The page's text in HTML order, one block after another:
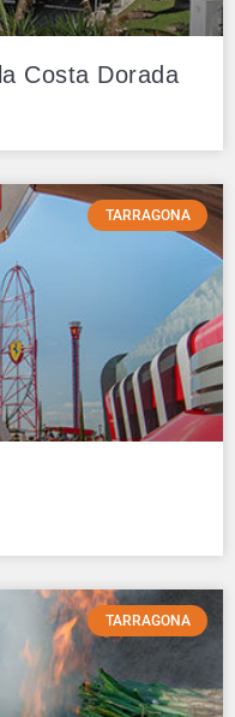
Costa Dorada
TARRAGONA
TARRAGONA